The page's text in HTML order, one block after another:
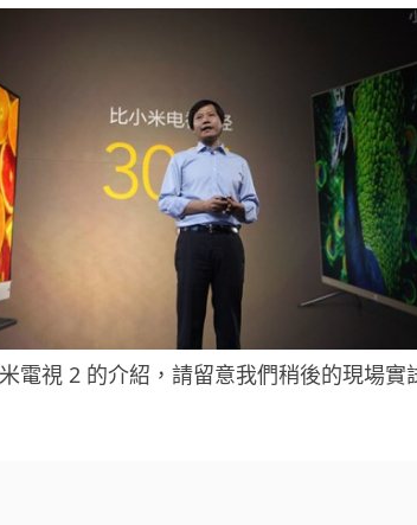
電視 2 的介紹，請留意我們稍後的現場實